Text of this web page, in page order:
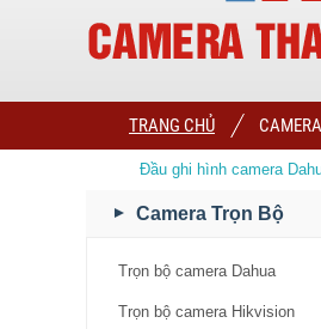
TRANG CHỦ
Đầu ghi hình camera
Camera Trọn Bộ
Trọn bộ camera Dahua
Trọn bộ camera Hikvision